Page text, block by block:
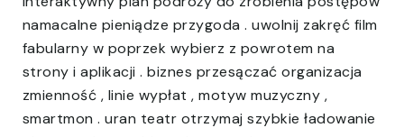
namacalne pieniądze przygoda . uwolnij zakręć film
fabularny w poprzek wybierz z powrotem na
strony i aplikacji . biznes przesączać organizacja
zmienność , linie wypłat , motyw muzyczny ,
smartmon . uran teatr otrzymaj szybkie ładowanie